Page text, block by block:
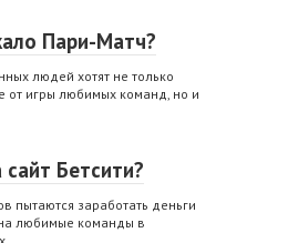
Пари-Матч?
людей хотят не только
от игры любимых команд, но и
Бетсити?
пытаются заработать деньги
любимые команды в